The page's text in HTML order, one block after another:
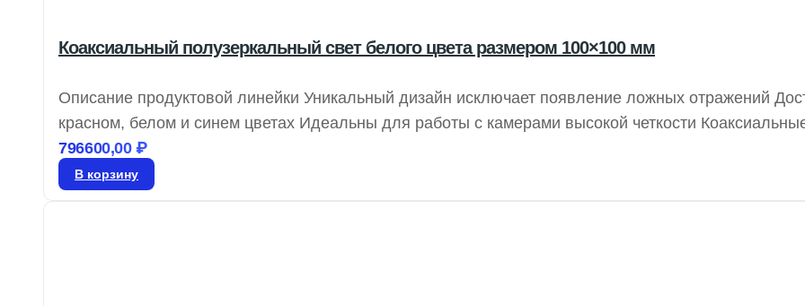
Коаксиальный полузеркальный свет белого цвета размером 100×100 мм
Описание продуктовой линейки Уникальный дизайн исключает появление ложных отражений
красном, белом и синем цветах Идеальны для работы с камерами высокой четкости
светильники CCS обеспечивают равномерное освещение, способствующее получению
изображений на блестящих поверхностях. Эти источники света разработаны для минимизации
796600,00₽
В корзину